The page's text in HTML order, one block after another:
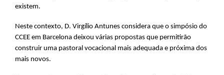
existem.
Neste contexto, D. Virgílio Antunes considera que o simpósio do
CCEE em Barcelona deixou várias propostas que permitirão
construir uma pastoral vocacional mais adequada e próxima dos
mais novos.